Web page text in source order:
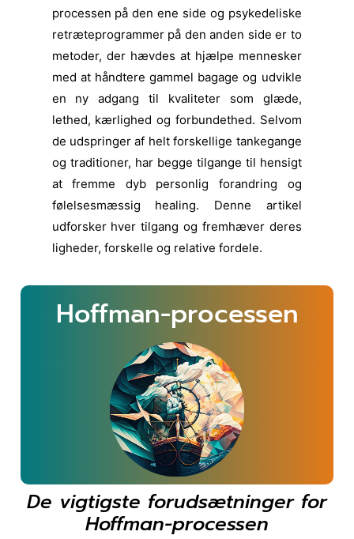
processen på den ene side og psykedeliske
retræteprogrammer på den anden side er to
metoder, der hævdes at hjælpe mennesker
med at håndtere gammel bagage og udvikle
en ny adgang til kvaliteter som glæde,
lethed, kærlighed og forbundethed. Selvom
de udspringer af helt forskellige tankegange
og traditioner, har begge tilgange til hensigt
at fremme dyb personlig forandring og
følelsesmæssig healing. Denne artikel
udforsker hver tilgang og fremhæver deres
ligheder, forskelle og relative fordele.
Hoffman-processen
De vigtigste forudsætninger for
Hoffman-processen